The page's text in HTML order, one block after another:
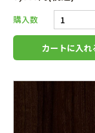
購入数